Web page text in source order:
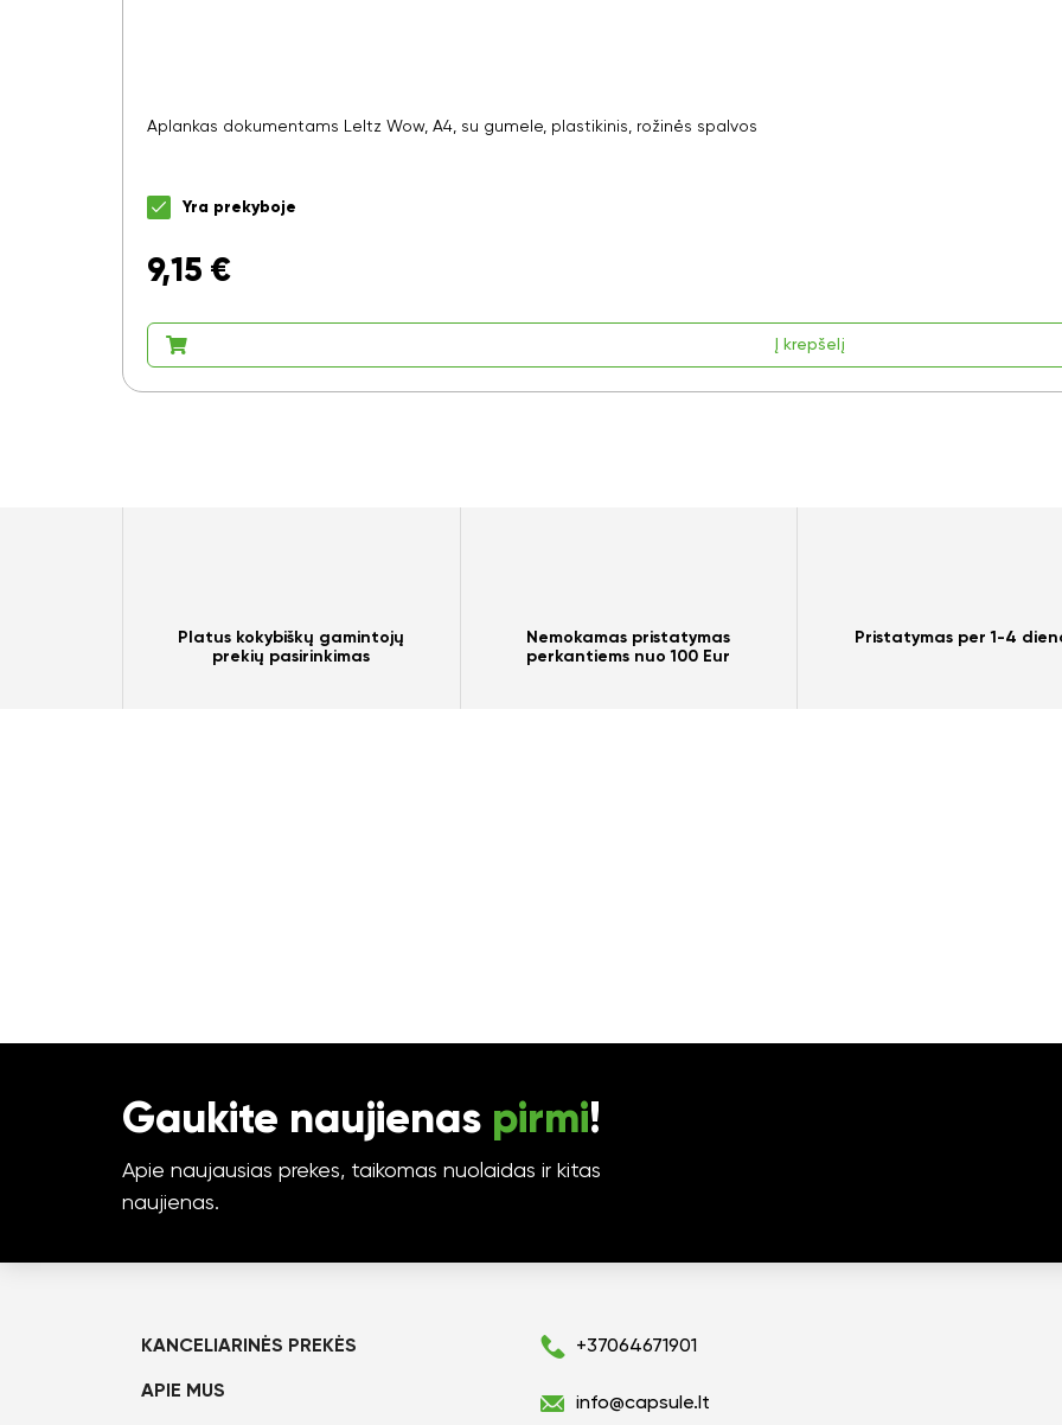
Aplankas dokumentams LeItz Wow, A4, su gumele, plastikinis, rožinės spalvos
Yra prekyboje
9,15 €
Į krepšelį
Platus kokybiškų gamintojų
prekių pasirinkimas
Nemokamas pristatymas
perkantiems nuo 100 Eur
Pristatymas per 1-4
Gaukite naujienas pirmi!
Apie naujausias prekes, taikomas nuolaidas ir kitas
naujienas.
KANCELIARINĖS PREKĖS
APIE MUS
+37064671901
info@capsule.lt